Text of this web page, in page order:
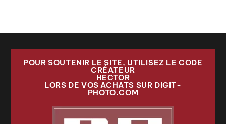
POUR SOUTENIR LE SITE, UTILISEZ LE CODE
CRÉATEUR
HECTOR
LORS DE VOS ACHATS SUR DIGIT-
PHOTO.COM